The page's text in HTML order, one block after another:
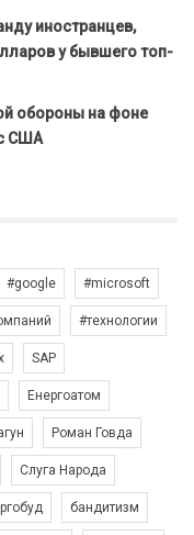
иностранцев,
у бывшего топ-
обороны на фоне
США
#google #microsoft
#технологии
SAP
Енергоатом
Роман Говда
Слуга Народа
бандитизм